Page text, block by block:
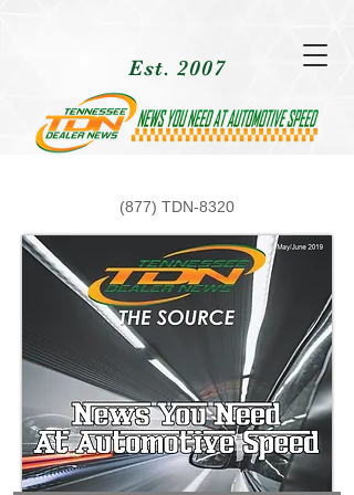
(877) TDN-8320
Est. 2007